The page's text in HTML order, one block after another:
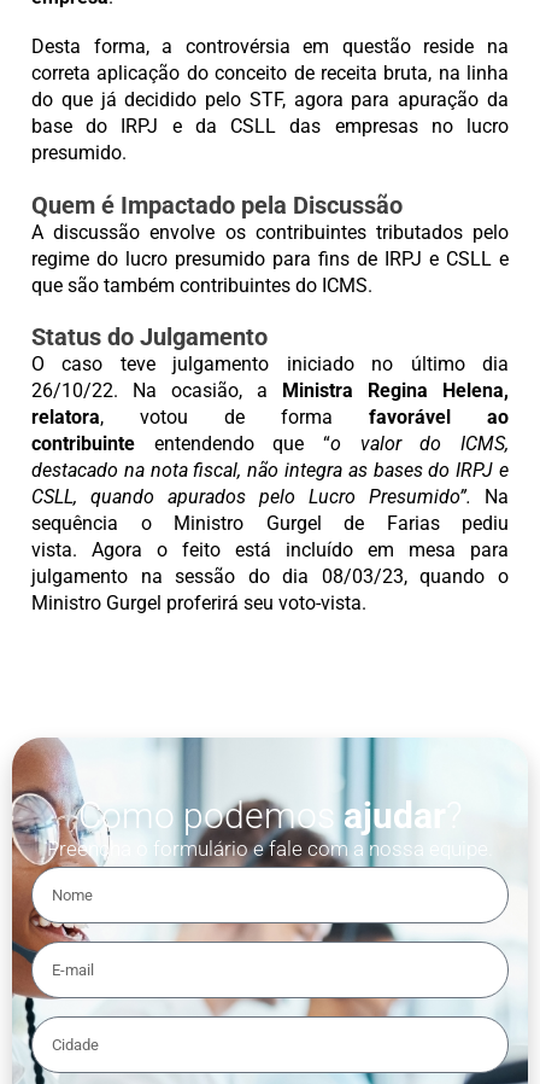
Desta forma, a controvérsia em questão reside na
correta aplicação do conceito de receita bruta, na linha
do que já decidido pelo STF, agora para apuração da
base do IRPJ e da CSLL das empresas no lucro
presumido.
Quem é Impactado pela Discussão
A discussão envolve os contribuintes tributados pelo
regime do lucro presumido para fins de IRPJ e CSLL e
que são também contribuintes do ICMS.
Status do Julgamento
O caso teve julgamento iniciado no último dia
26/10/22. Na ocasião, a Ministra Regina Helena,
relatora, votou de forma favorável ao
contribuinte entendendo que “o valor do ICMS,
destacado na nota fiscal, não integra as bases do IRPJ e
CSLL, quando apurados pelo Lucro Presumido”.
Na
sequência o Ministro Gurgel de Farias pediu
vista. Agora o feito está incluído em mesa para
julgamento na sessão do dia 08/03/23, quando o
Ministro Gurgel proferirá seu voto-vista.
Como podemos ajudar
Preencha o formulário e fale com a nossa equipe.